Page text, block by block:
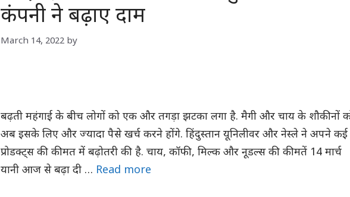
कंपनी ने बढ़ाए दाम
March 14, 2022 by
बढ़ती महंगाई के बीच लोगों को एक और तगड़ा झटका लगा है. मैगी और चाय के शौकीनों
अब इसके लिए और ज्यादा पैसे खर्च करने होंगे. हिंदुस्तान यूनिलीवर और नेस्ले ने अपने कई
प्रोडक्ट्स की कीमत में बढ़ोतरी की है. चाय, कॉफी, मिल्क और नूडल्स की कीमतें 14 मार्च
यानी आज से बढ़ा दी … Read more